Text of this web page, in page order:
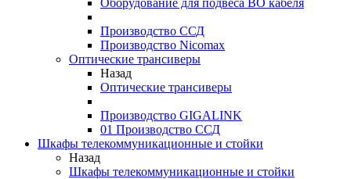
Оборудование для подвеса ВО кабеля
Производство ССД
Производство Nicomax
Оптические трансиверы
Назад
Оптические трансиверы
Производство GIGALINK
01 Производство ССД
Шкафы телекоммуникационные и стойки
Назад
Шкафы телекоммуникационные и стойки